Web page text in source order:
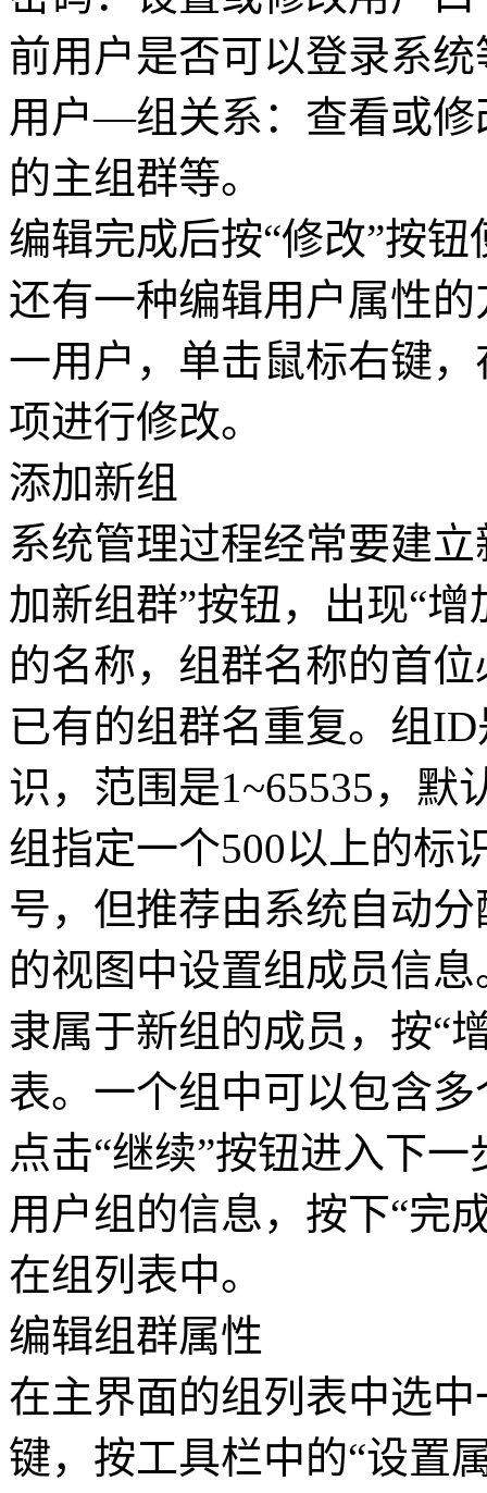
前用户是否可以登录系统
用户—组关系：查看或修
的主组群等。
编辑完成后按“修改”按
还有一种编辑用户属性
一用户，单击鼠标右键
项进行修改。
添加新组
系统管理过程经常要建
加新组群”按钮，出现“
的名称，组群名称的首
已有的组群名重复。组
识，范围是1~65535，默
组指定一个500以上的标
号，但推荐由系统自动
的视图中设置组成员信
隶属于新组的成员，按“
表。一个组中可以包含
点击“继续”按钮进入下
用户组的信息，按下“完
在组列表中。
编辑组群属性
在主界面的组列表中选
键，按工具栏中的“设置